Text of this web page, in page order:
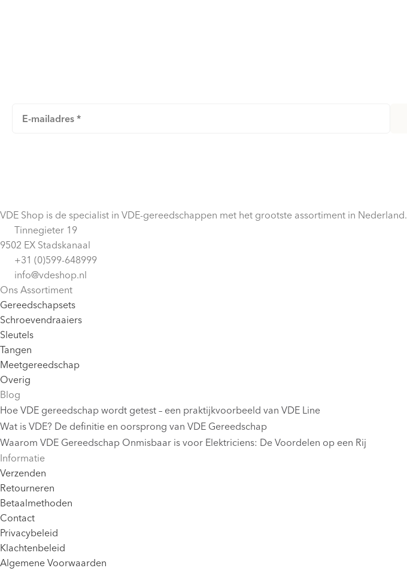
VDE Shop is de specialist in VDE-gereedschappen met het grootste assortiment in Nederland.
Tinnegieter 19
9502 EX Stadskanaal
+31 (0)599-648999
info@vdeshop.nl
Ons Assortiment
Gereedschapsets
Schroevendraaiers
Sleutels
Tangen
Meetgereedschap
Overig
Blog
Hoe VDE gereedschap wordt getest – een praktijkvoorbeeld van VDE Line
Wat is VDE? De definitie en oorsprong van VDE Gereedschap
Waarom VDE Gereedschap Onmisbaar is voor Elektriciens: De Voordelen op een Rij
Informatie
Verzenden
Retourneren
Betaalmethoden
Contact
Privacybeleid
Klachtenbeleid
Algemene Voorwaarden